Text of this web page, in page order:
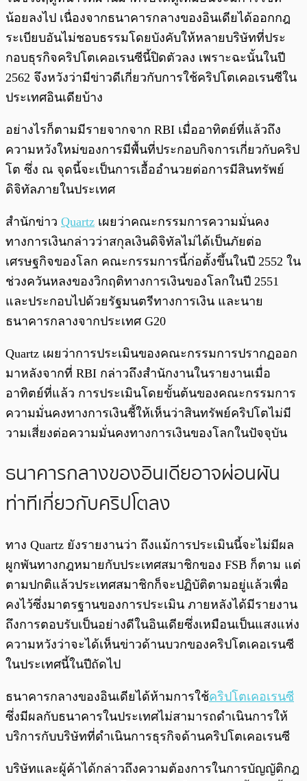
น้อยลงไป เนื่องจากธนาคารกลางของอินเดียได้ออกกฎ
ระเบียบอันไม่ชอบธรรมโดยบังคับให้หลายบริษัทที่ประ
กอบธุรกิจคริปโตเคอเรนซีนี้ปิดตัวลง เพราะฉะนั้นในปี
2562 จึงหวังว่ามีข่าวดีเกี่ยวกับการใช้คริปโตเคอเรนซีใน
ประเทศอินเดียบ้าง
อย่างไรก็ตามมีรายจากจาก RBI เมื่ออาทิตย์ที่แล้วถึง
ความหวังใหม่ของการมีพื้นที่ประกอบกิจการเกี่ยวกับคริป
โต ซึ่ง ณ จุดนี้จะเป็นการเอื้ออำนวยต่อการมีสินทรัพย์
ดิจิทัลภายในประเทศ
สำนักข่าว Quartz เผยว่าคณะกรรมการความมั่นคง
ทางการเงินกล่าวว่าสกุลเงินดิจิทัลไม่ได้เป็นภัยต่อ
เศรษฐกิจของโลก คณะกรรมการนี้ก่อตั้งขึ้นในปี 2552 ใน
ช่วงควันหลงของวิกฤติทางการเงินของโลกในปี 2551
และประกอบไปด้วยรัฐมนตรีทางการเงิน และนาย
ธนาคารกลางจากประเทศ G20
Quartz เผยว่าการประเมินของคณะกรรมการปรากฏออก
มาหลังจากที่ RBI กล่าวถึงสำนักงานในรายงานเมื่อ
อาทิตย์ที่แล้ว การประเมินโดยขั้นต้นของคณะกรรมการ
ความมั่นคงทางการเงินชี้ให้เห็นว่าสินทรัพย์คริปโตไม่มี
วามเสี่ยงต่อความมั่นคงทางการเงินของโลกในปัจจุบัน
ธนาคารกลางของอินเดียอาจผ่อนผัน
ท่าทีเกี่ยวกับคริปโตลง
ทาง Quartz ยังรายงานว่า ถึงแม้การประเมินนี้จะไม่มีผล
ผูกพันทางกฎหมายกับประเทศสมาชิกของ FSB ก็ตาม แต่
ตามปกติแล้วประเทศสมาชิกก็จะปฏิบัติตามอยู่แล้วเพื่อ
คงไว้ซึ่งมาตรฐานของการประเมิน ภายหลังได้มีรายงาน
ถึงการตอบรับเป็นอย่างดีในอินเดียซึ่งเหมือนเป็นแสงแห่ง
ความหวังว่าจะได้เห็นข่าวด้านบวกของคริปโตเคอเรนซี
ในประเทศนี้ในปีถัดไป
ธนาคารกลางของอินเดียได้ห้ามการใช้คริปโตเคอเรนซี
ซึ่งมีผลกับธนาคารในประเทศไม่สามารถดำเนินการให้
บริการกับบริษัทที่ดำเนินการธุรกิจด้านคริปโตเคอเรนซี
บริษัทและผู้ค้าได้กล่าวถึงความต้องการในการบัญญัติกฎ